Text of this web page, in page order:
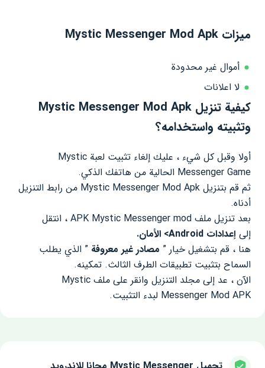
ميزات Mystic Messenger Mod Apk
أموال غير محدودة
لا اعلانات
كيفية تنزيل Mystic Messenger Mod Apk
وتثبيته واستخدامه؟
أولا وقبل كل شيء ، عليك إلغاء تثبيت لعبة Mystic
Messenger Game الحالية من هاتفك الذكي.
ثم قم بتنزيل Mystic Messenger Mod Apk من رابط التنزيل
أدناه.
بعد تنزيل ملف APK Mystic Messenger mod ، انتقل
إلى إعدادات Android> الأمان.
هنا ، قم بتشغيل خيار ” مصادر غير معروفة ” الذي يطلب
السماح بتثبيت تطبيقات الطرف الثالث. تمكينه.
الآن ، عد إلى مجلد التنزيل وانقر على ملف Mystic
Messenger Mod APK لبدء التثبيت.